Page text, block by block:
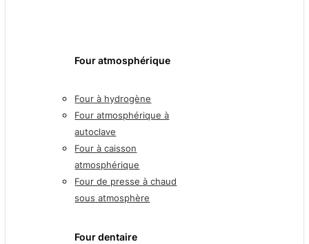
Four atmosphérique
Four à hydrogène
Four atmosphérique à
autoclave
Four à caisson
atmosphérique
Four de presse à chaud
sous atmosphère
Four dentaire